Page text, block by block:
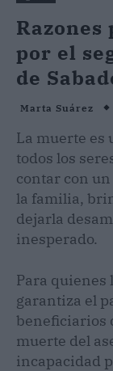
por el
de
Marta Suárez
La muerte es
todos los
contar con un
la familia,
dejarla
inesperado.
Para quienes
garantiza el
beneficiarios
muerte del
incapacidad